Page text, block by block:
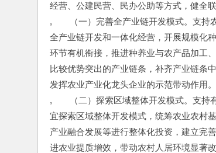
经营、公建民营、民办公助等方式，健全
,　　（一）完善全产业链开发模式。支
全产业链开发和一体化经营，开展规模化
环节有机衔接，推进种养业与农产品加工
比较优势突出的产业链条，补齐产业链条
发挥农业产业化龙头企业的示范带动作用
,　　（二）探索区域整体开发模式。支持
宜探索区域整体开发模式，统筹农业农村
产业融合发展等进行整体化投资，建立完
进农业提质增效，带动农村人居环境显著